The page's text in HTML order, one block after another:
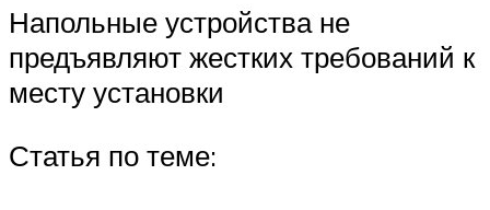
Напольные устройства не
предъявляют жестких требований к
месту установки
Статья по теме: